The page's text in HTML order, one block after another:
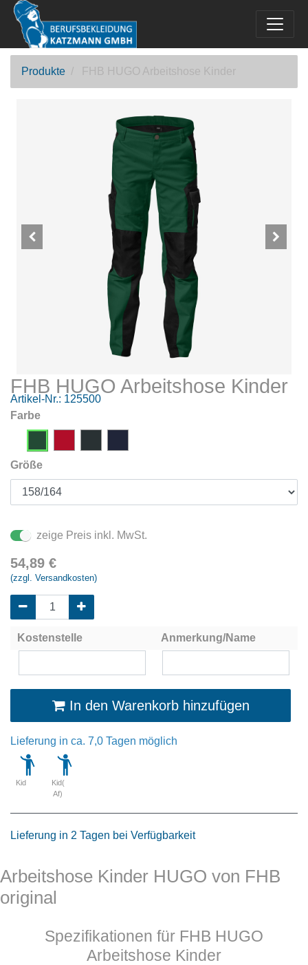
Produkte FHB HUGO Arbeitshose Kinder
FHB HUGO Arbeitshose Kinder
Artikel-Nr.: 125500
Farbe
Größe
zeige Preis inkl. MwSt.
54,89 €
(zzgl. Versandkosten)
Kostenstelle Anmerkung/Name
In den Warenkorb hinzufügen
Lieferung in ca. 7,0 Tagen möglich
Kid
Kid(
Af)
Lieferung in 2 Tagen bei Verfügbarkeit
Arbeitshose Kinder HUGO von FHB
original
Spezifikationen für FHB HUGO
Arbeitshose Kinder